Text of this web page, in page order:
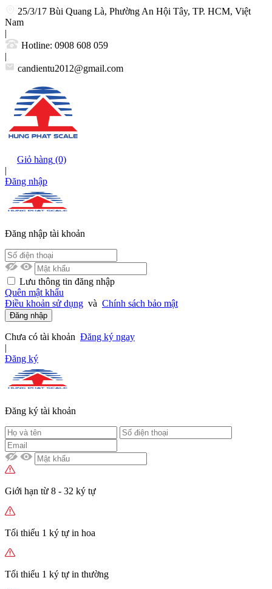
25/3/17 Bùi Quang Là, Phường An Hội Tây, TP. HCM, Việt
Nam
|
Hotline: 0908 608 059
|
candientu2012@gmail.com
Giỏ hàng (0)
|
Đăng nhập
Đăng nhập tài khoản
Lưu thông tin đăng nhập
Quên mật khẩu
Điều khoản sử dụng và Chính sách bảo mật
Đăng nhập
Chưa có tài khoản Đăng ký ngay
|
Đăng ký
Đăng ký tài khoản
Giới hạn từ 8 - 32 ký tự
Tối thiểu 1 ký tự in hoa
Tối thiểu 1 ký tự in thường